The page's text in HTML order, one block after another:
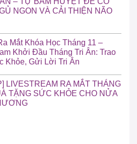
NGON VÀ CẢI THIỆN NÃO
Mắt Khóa Học Tháng 11 –
Khởi Đầu Tháng Tri Ân: Trao
Khỏe, Gửi Lời Tri Ân
LIVESTREAM RA MẮT THÁNG
TẶNG SỨC KHỎE CHO NỬA